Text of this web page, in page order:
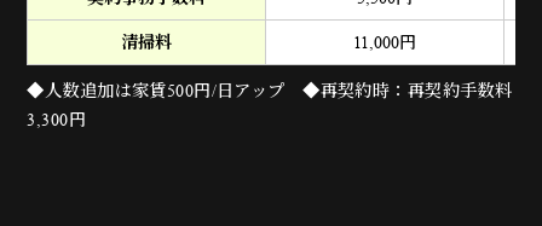
清掃料 11,000円
◆人数追加は家賃500円/日アップ ◆再契約時：再契約手数料
3,300円